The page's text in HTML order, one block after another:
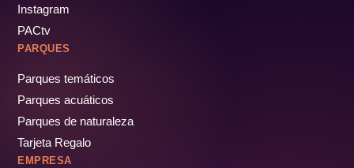
Instagram
PACtv
PARQUES
Parques temáticos
Parques acuáticos
Parques de naturaleza
Tarjeta Regalo
EMPRESA